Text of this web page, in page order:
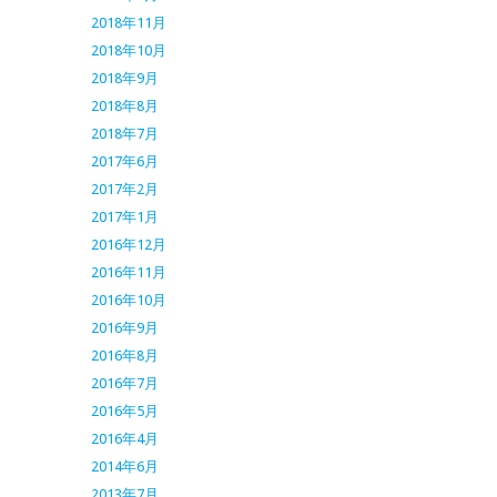
2018年11月
2018年10月
2018年9月
2018年8月
2018年7月
2017年6月
2017年2月
2017年1月
2016年12月
2016年11月
2016年10月
2016年9月
2016年8月
2016年7月
2016年5月
2016年4月
2014年6月